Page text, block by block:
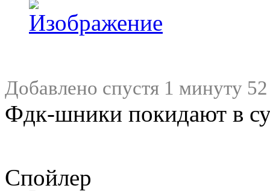
Добавлено спустя 1 минуту
Фдк-шники покидают в
Спойлер